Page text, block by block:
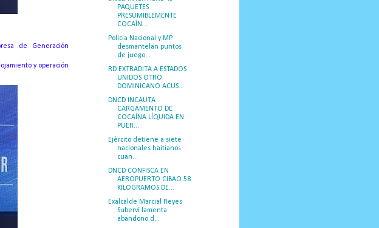
de Generación
y operación
PAQUETES
PRESUMIBLEMENTE
COCAÍN...
Policía Nacional y MP
desmantelan puntos
de juego...
RD EXTRADITA A ESTADOS
UNIDOS OTRO
DOMINICANO ACUS...
DNCD INCAUTA
CARGAMENTO DE
COCAÍNA LÍQUIDA EN
PUER...
Ejército detiene a siete
nacionales haitianos
cuan...
DNCD CONFISCA EN
AEROPUERTO CIBAO 58
KILOGRAMOS DE...
Exalcalde Marcial Reyes
Suberví lamenta
abandono d...